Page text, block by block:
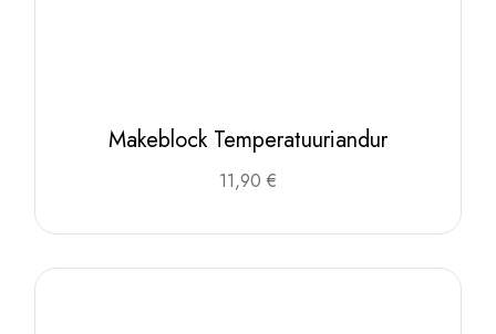
Makeblock Temperatuuriandur
11,90 €